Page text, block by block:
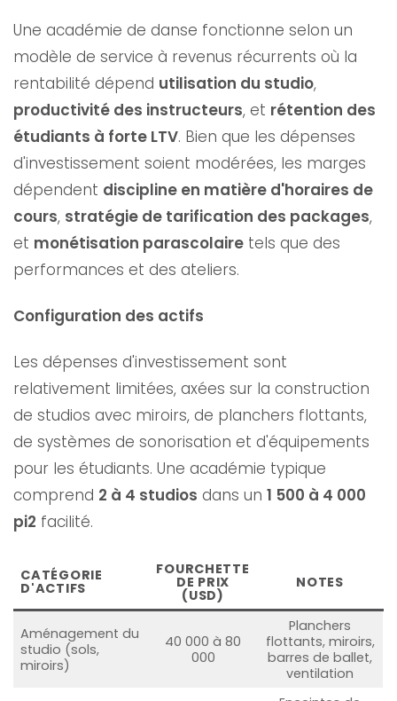
Une académie de danse fonctionne selon un
modèle de service à revenus récurrents où la
rentabilité dépend utilisation du studio,
productivité des instructeurs, et rétention des
étudiants à forte LTV. Bien que les dépenses
d'investissement soient modérées, les marges
dépendent discipline en matière d'horaires de
cours, stratégie de tarification des packages,
et monétisation parascolaire tels que des
performances et des ateliers.
Configuration des actifs
Les dépenses d'investissement sont
relativement limitées, axées sur la construction
de studios avec miroirs, de planchers flottants,
de systèmes de sonorisation et d'équipements
pour les étudiants. Une académie typique
comprend 2 à 4 studios dans un 1 500 à 4 000
pi2 facilité.
CATÉGORIE
D'ACTIFS
FOURCHETTE
DE PRIX
(USD)
NOTES
Aménagement du
studio (sols,
miroirs)
40 000 à 80
000
Planchers
flottants, miroirs,
barres de ballet,
ventilation